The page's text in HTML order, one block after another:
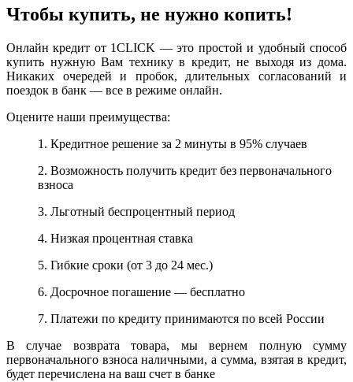
Чтобы купить, не нужно копить!
Онлайн кредит от 1CLICK — это простой и удобный способ
купить нужную Вам технику в кредит, не выходя из дома.
Никаких очередей и пробок, длительных согласований и
поездок в банк — все в режиме онлайн.
Оцените наши преимущества:
1. Кредитное решение за 2 минуты в 95% случаев
2. Возможность получить кредит без первоначального
взноса
3. Льготный беспроцентный период
4. Низкая процентная ставка
5. Гибкие сроки (от 3 до 24 мес.)
6. Досрочное погашение — бесплатно
7. Платежи по кредиту принимаются по всей России
В случае возврата товара, мы вернем полную сумму
первоначального взноса наличными, а сумма, взятая в кредит,
будет перечислена на ваш счет в банке